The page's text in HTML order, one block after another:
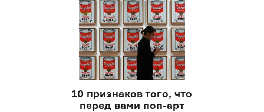
10 признаков того, что
перед вами поп-арт